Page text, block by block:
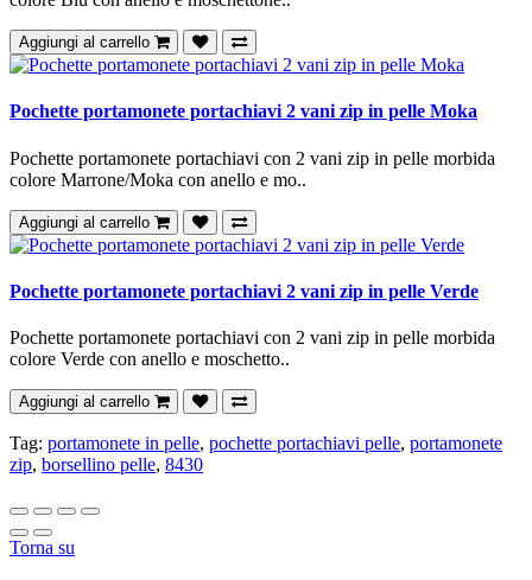
Aggiungi al carrello
Pochette portamonete portachiavi 2 vani zip in pelle Moka
Pochette portamonete portachiavi con 2 vani zip in pelle morbida
colore Marrone/Moka con anello e mo..
Aggiungi al carrello
Pochette portamonete portachiavi 2 vani zip in pelle Verde
Pochette portamonete portachiavi con 2 vani zip in pelle morbida
colore Verde con anello e moschetto..
Aggiungi al carrello
Tag: portamonete in pelle, pochette portachiavi pelle, portamonete
zip, borsellino pelle, 8430
Torna su